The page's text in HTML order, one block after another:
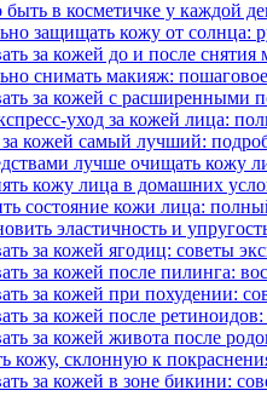
в косметичке у каждой
защищать кожу от солнца:
за кожей до и после снятия
снимать макияж:
за кожей с расширенными
уход за кожей лица:
кожей самый лучший:
лучше очищать кожу
кожу лица в домашних
состояние кожи лица:
эластичность и
за кожей ягодиц: советы
за кожей после пилинга:
за кожей при похудении:
за кожей после
за кожей живота после
кожу, склонную к
за кожей в зоне бикини: